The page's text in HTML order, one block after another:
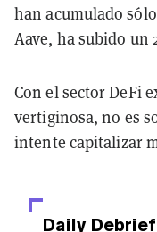
han acumulado
Aave, ha subido un
Con el sector DeFi
vertiginosa, no es
intente capitalizar
Daily Debrief